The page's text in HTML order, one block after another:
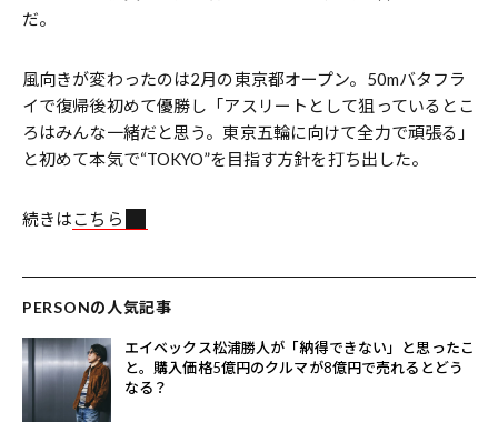
だ。
風向きが変わったのは2月の東京都オープン。50mバタフラ
イで復帰後初めて優勝し「アスリートとして狙っているとこ
ろはみんな一緒だと思う。東京五輪に向けて全力で頑張る」
と初めて本気で“TOKYO”を目指す方針を打ち出した。
続きはこちら
PERSONの人気記事
エイベックス松浦勝人が「納得できない」と思ったこ
と。購入価格5億円のクルマが8億円で売れるとどう
なる？